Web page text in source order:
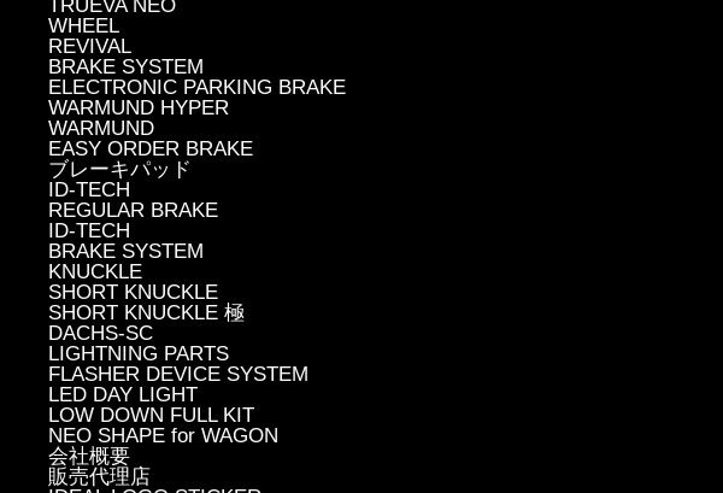
TRUEVA NEO
WHEEL
REVIVAL
BRAKE SYSTEM
ELECTRONIC PARKING BRAKE
WARMUND HYPER
WARMUND
EASY ORDER BRAKE
ブレーキパッド
ID-TECH
REGULAR BRAKE
ID-TECH
BRAKE SYSTEM
KNUCKLE
SHORT KNUCKLE
SHORT KNUCKLE 極
DACHS-SC
LIGHTNING PARTS
FLASHER DEVICE SYSTEM
LED DAY LIGHT
LOW DOWN FULL KIT
NEO SHAPE for WAGON
会社概要
販売代理店